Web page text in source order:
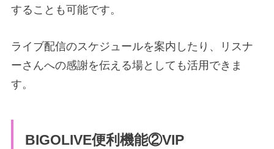
することも可能です。
ライブ配信のスケジュールを案内したり、リスナ
ーさんへの感謝を伝える場としても活用できま
す。
BIGOLIVE便利機能②VIP